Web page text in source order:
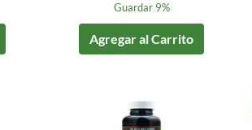
Guardar 9%
Agregar al Carrito